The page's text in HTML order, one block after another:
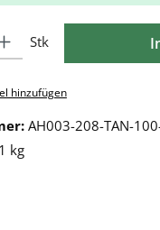
Stk
hinzufügen
AH003-208-TAN-
kg